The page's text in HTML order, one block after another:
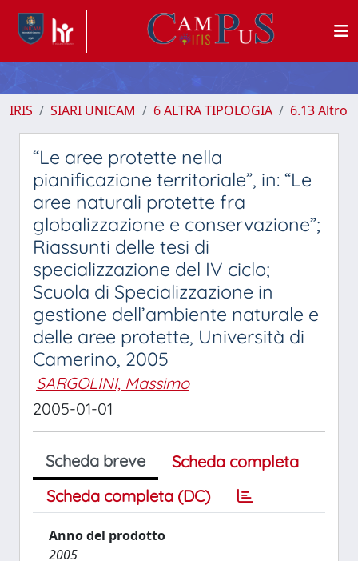
IRIS SIARI UNICAM 6 ALTRA TIPOLOGIA 6.13 Altro
“Le aree protette nella
pianificazione territoriale”, in: “Le
aree naturali protette fra
globalizzazione e conservazione”;
Riassunti delle tesi di
specializzazione del IV ciclo;
Scuola di Specializzazione in
gestione dell’ambiente naturale e
delle aree protette, Università di
Camerino, 2005
SARGOLINI, Massimo
2005-01-01
Scheda breve
Scheda completa
Scheda completa (DC)
Anno del prodotto
2005